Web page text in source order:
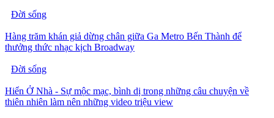
Đời sống
Hàng trăm khán giả dừng chân giữa Ga Metro Bến Thành để
thưởng thức nhạc kịch Broadway
Đời sống
Hiển Ở Nhà - Sự mộc mạc, bình dị trong những câu chuyện về
thiên nhiên làm nên những video triệu view